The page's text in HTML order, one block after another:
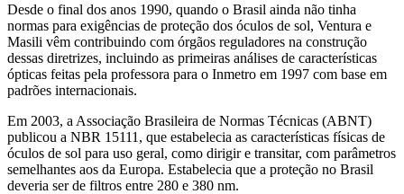
Desde o final dos anos 1990, quando o Brasil ainda não tinha
normas para exigências de proteção dos óculos de sol, Ventura e
Masili vêm contribuindo com órgãos reguladores na construção
dessas diretrizes, incluindo as primeiras análises de características
ópticas feitas pela professora para o Inmetro em 1997 com base em
padrões internacionais.
Em 2003, a Associação Brasileira de Normas Técnicas (ABNT)
publicou a NBR 15111, que estabelecia as características físicas de
óculos de sol para uso geral, como dirigir e transitar, com parâmetros
semelhantes aos da Europa. Estabelecia que a proteção no Brasil
deveria ser de filtros entre 280 e 380 nm.